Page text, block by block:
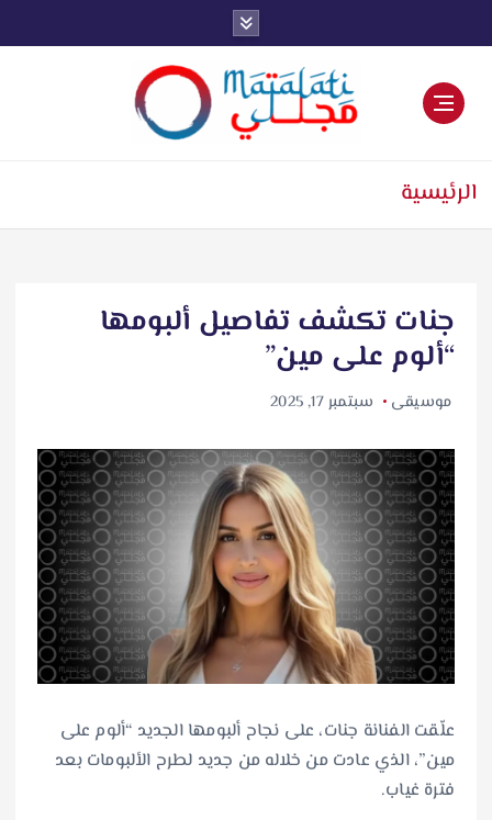
ل
الرئيسية
جنات تكشف تفاصيل ألبومها
“ألوم على مين”
موسيقى سبتمبر 17, 2025
علّقت الفنانة جنات، على نجاح ألبومها الجديد “ألوم على
مين”، الذي عادت من خلاله من جديد لطرح الألبومات بعد
فترة غياب.